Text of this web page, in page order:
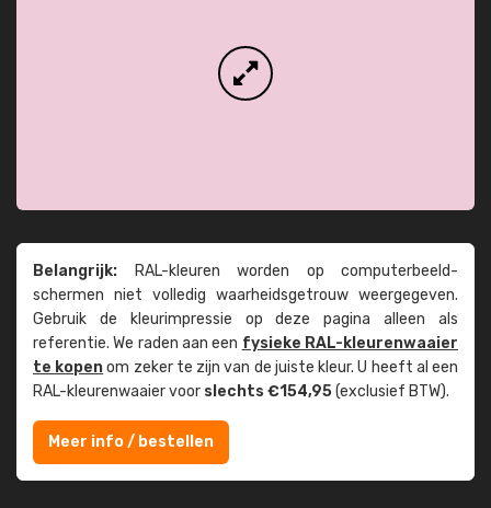
Belangrijk: RAL-kleuren worden op computer­beeld­
schermen niet volledig waarheids­­getrouw weer­gegeven.
Gebruik de kleur­impressie op deze pagina alleen als
referentie. We raden aan een fysieke RAL-kleuren­waaier
te kopenom zeker te zijn van de juiste kleur. U heeft al een
RAL-kleuren­waaier voor slechts €154,95(exclusief BTW).
Meer info / bestellen